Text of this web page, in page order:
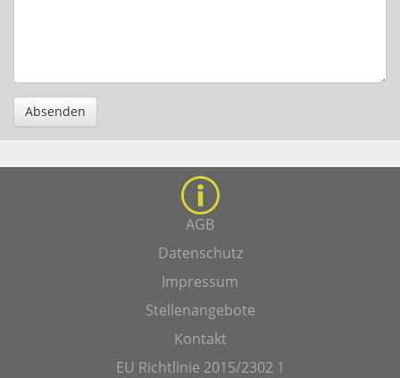
Absenden
AGB
Datenschutz
Impressum
Stellenangebote
Kontakt
EU Richtlinie 2015/2302 1